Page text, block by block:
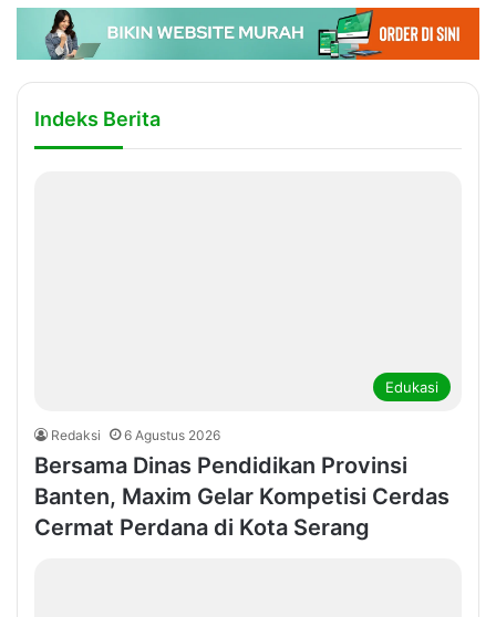
Indeks Berita
Edukasi
Redaksi 6 Agustus 2026
Bersama Dinas Pendidikan Provinsi
Banten, Maxim Gelar Kompetisi Cerdas
Cermat Perdana di Kota Serang